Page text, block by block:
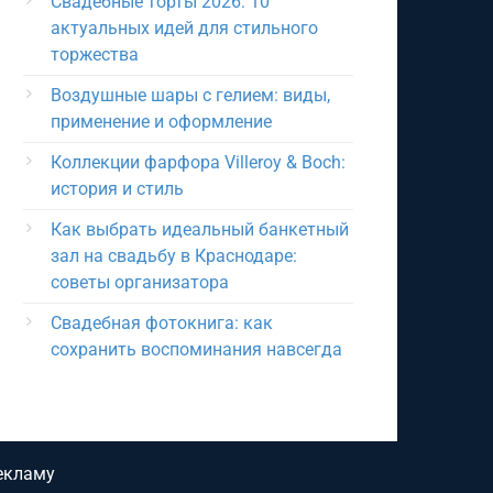
актуальных идей для стильного
торжества
Воздушные шары с гелием: виды,
применение и оформление
Коллекции фарфора Villeroy & Boch:
история и стиль
Как выбрать идеальный банкетный
зал на свадьбу в Краснодаре:
советы организатора
Свадебная фотокнига: как
сохранить воспоминания навсегда